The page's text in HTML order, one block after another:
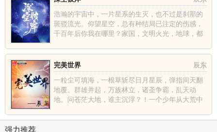
浩瀚的宇宙中，一片星系的生灭，也不过是刹那的
斑驳流光。仰望星空，总有种结局已注定的伤感，
千百年后你我在哪里？家国，文明火光，地球，都
辰东
完美世界
一粒尘可填海，一根草斩尽日月星辰，弹指间天翻
地覆。群雄并起，万族林立，诸圣争霸，乱天动
地。问苍茫大地，谁主沉浮？！一个少年从大荒中
强力推荐